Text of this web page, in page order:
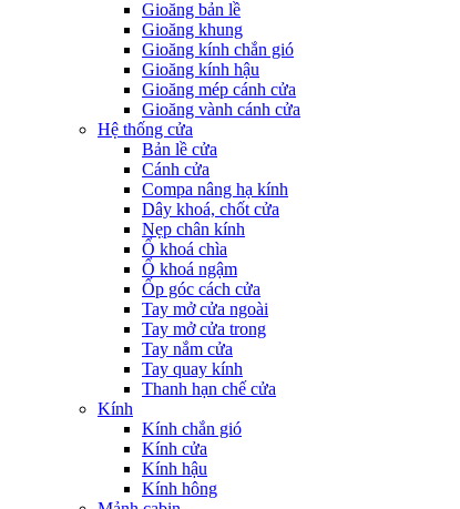
Gioăng bản lề
Gioăng khung
Gioăng kính chắn gió
Gioăng kính hậu
Gioăng mép cánh cửa
Gioăng vành cánh cửa
Hệ thống cửa
Bản lề cửa
Cánh cửa
Compa nâng hạ kính
Dây khoá, chốt cửa
Nẹp chân kính
Ổ khoá chìa
Ổ khoá ngậm
Ốp góc cách cửa
Tay mở cửa ngoài
Tay mở cửa trong
Tay nắm cửa
Tay quay kính
Thanh hạn chế cửa
Kính
Kính chắn gió
Kính cửa
Kính hậu
Kính hông